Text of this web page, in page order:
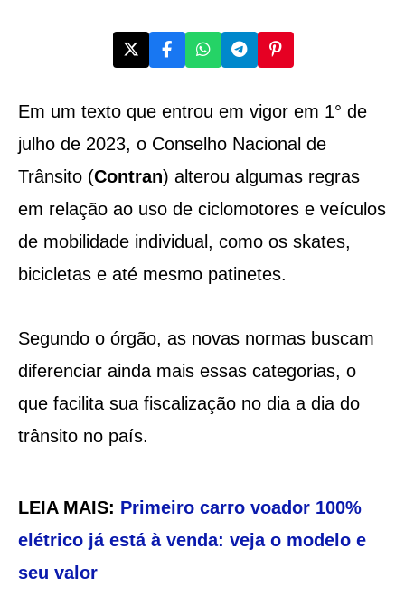
Em um texto que entrou em vigor em 1° de
julho de 2023, o Conselho Nacional de
Trânsito (Contran) alterou algumas regras
em relação ao uso de ciclomotores e veículos
de mobilidade individual, como os skates,
bicicletas e até mesmo patinetes.
Segundo o órgão, as novas normas buscam
diferenciar ainda mais essas categorias, o
que facilita sua fiscalização no dia a dia do
trânsito no país.
LEIA MAIS: Primeiro carro voador 100%
elétrico já está à venda: veja o modelo e
seu valor